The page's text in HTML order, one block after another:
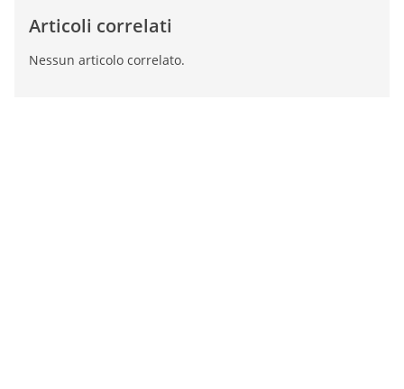
Articoli correlati
Nessun articolo correlato.